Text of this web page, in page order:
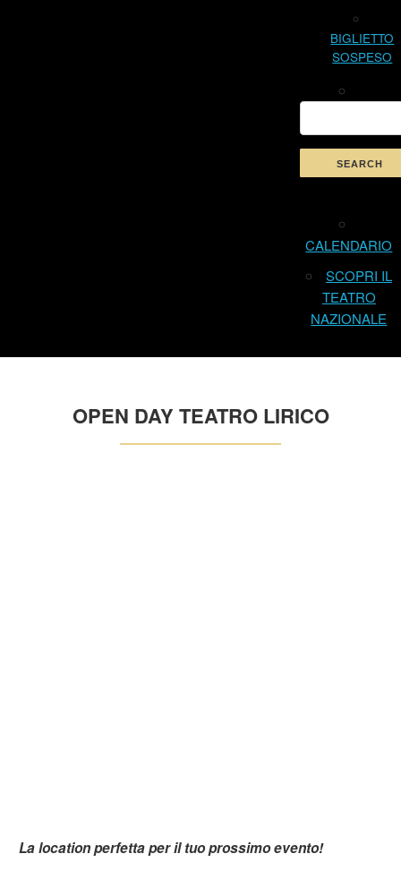
BIGLIETTO
SOSPESO
CALENDARIO
SCOPRI IL
TEATRO
NAZIONALE
OPEN DAY TEATRO LIRICO
La location perfetta per il tuo prossimo evento!